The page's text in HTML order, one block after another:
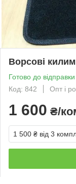
Ворсові
Готово до відправки
Код: 842
Опт і
1 600 ₴/
1 500 ₴ від 3